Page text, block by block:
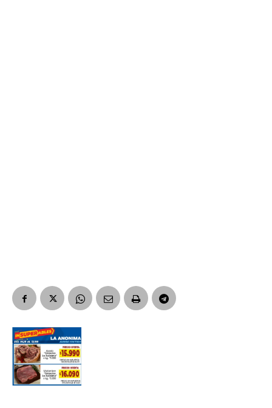
Suscribirme gratis
Dirección de correo electrónico